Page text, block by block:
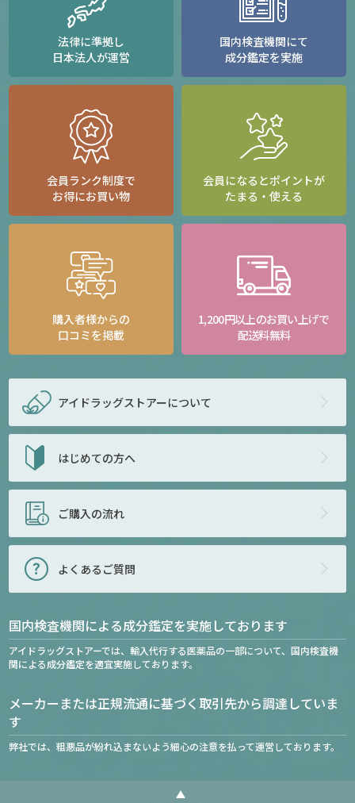
法律に準拠し
日本法人が運営
国内検査機関にて
成分鑑定を実施
会員ランク制度で
お得にお買い物
会員になるとポイントが
たまる・使える
購入者様からの
口コミを掲載
1,200円以上のお買い上げで
配送料無料
アイドラッグストアーについて
はじめての方へ
ご購入の流れ
よくあるご質問
国内検査機関による成分鑑定を実施しております
アイドラッグストアーでは、輸入代行する医薬品の一部について、国内検査機
関による成分鑑定を適宜実施しております。
メーカーまたは正規流通に基づく取引先から調達していま
す
弊社では、粗悪品が紛れ込まないよう細心の注意を払って運営しております。